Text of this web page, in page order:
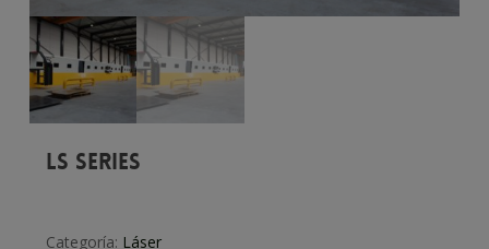
LS SERIES
Categoría: Láser